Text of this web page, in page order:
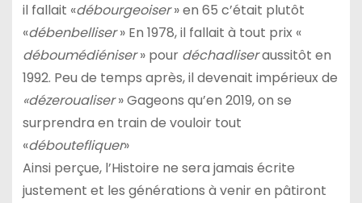
il fallait «débourgeoiser» en 65 c’était plutôt
«débenbelliser» En 1978, il fallait à tout prix «
déboumédiéniser» pour déchadliseraussitôt en
1992. Peu de temps après, il devenait impérieux de
«dézeroualiser» Gageons qu’en 2019, on se
surprendra en train de vouloir tout
«déboutefliquer»
Ainsi perçue, l’Histoire ne sera jamais écrite
justement et les générations à venir en pâtiront